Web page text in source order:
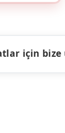
için bize